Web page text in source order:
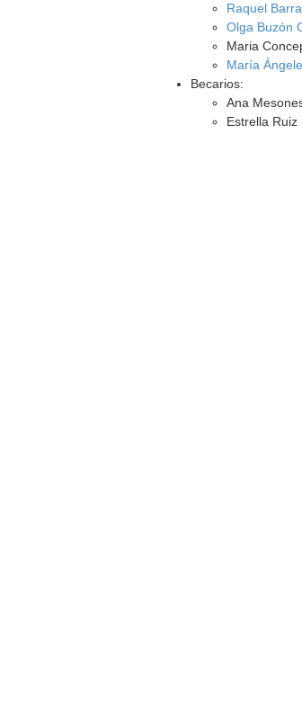
Raquel
Olga Buzón
Maria
María
Becarios:
Ana
Estrella Ruiz